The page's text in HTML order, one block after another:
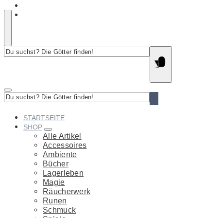
suchst?
Die
suchst?
STARTSEITE
SHOP
Alle Artikel
Accessoires
Ambiente
Bücher
Lagerleben
Magie
Räucherwerk
Runen
Schmuck